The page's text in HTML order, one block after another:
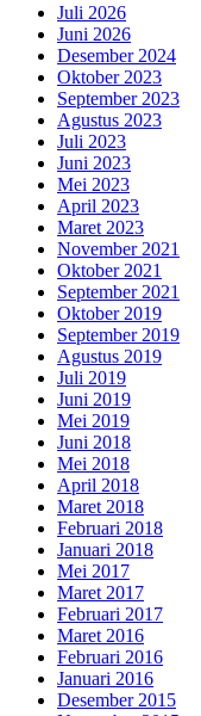
Juli 2026
Juni 2026
Desember 2024
Oktober 2023
September 2023
Agustus 2023
Juli 2023
Juni 2023
Mei 2023
April 2023
Maret 2023
November 2021
Oktober 2021
September 2021
Oktober 2019
September 2019
Agustus 2019
Juli 2019
Juni 2019
Mei 2019
Juni 2018
Mei 2018
April 2018
Maret 2018
Februari 2018
Januari 2018
Mei 2017
Maret 2017
Februari 2017
Maret 2016
Februari 2016
Januari 2016
Desember 2015